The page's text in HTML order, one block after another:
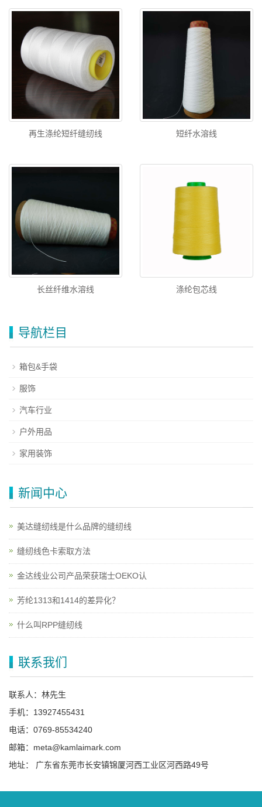
再生涤纶短纤缝纫线 短纤水溶线
长丝纤维水溶线 涤纶包芯线
导航栏目
箱包&手袋
服饰
汽车行业
户外用品
家用装饰
新闻中心
美达缝纫线是什么品牌的缝纫线
缝纫线色卡索取方法
金达线业公司产品荣获瑞士OEKO认
芳纶1313和1414的差异化？
什么叫RPP缝纫线
联系我们
联系人：林先生
手机：13927455431
电话：0769-85534240
邮箱：meta@kamlaimark.com
地址： 广东省东莞市长安镇锦厦河西工业区河西路49号